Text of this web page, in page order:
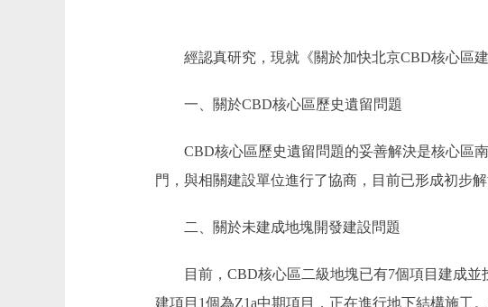
經認真研究，現就《關於加快北京CBD核心區建
一、關於CBD核心區歷史遺留問題
CBD核心區歷史遺留問題的妥善解決是核心區南
門，與相關建設單位進行了協商，目前已形成初步
二、關於未建成地塊開發建設問題
目前，CBD核心區二級地塊已有7個項目建成並
建項目1個為Z1a中期項目，正在進行地下結構施工